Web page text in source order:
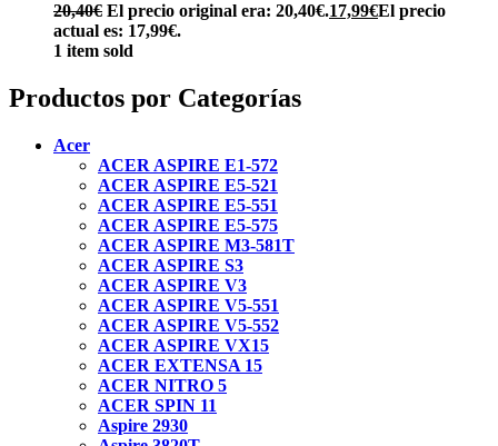
20,40€ El precio original era: 20,40€.17,99€El precio
actual es: 17,99€.
1 item sold
Productos por Categorías
Acer
ACER ASPIRE E1-572
ACER ASPIRE E5-521
ACER ASPIRE E5-551
ACER ASPIRE E5-575
ACER ASPIRE M3-581T
ACER ASPIRE S3
ACER ASPIRE V3
ACER ASPIRE V5-551
ACER ASPIRE V5-552
ACER ASPIRE VX15
ACER EXTENSA 15
ACER NITRO 5
ACER SPIN 11
Aspire 2930